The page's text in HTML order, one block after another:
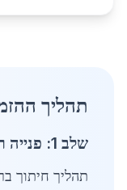
תהליך
שלב 1: פנייה ראשונית והתייעצות
תהליך חיתוך